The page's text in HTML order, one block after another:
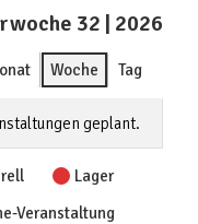
32 | 2026
Woche Tag
geplant.
Lager
Veranstaltung